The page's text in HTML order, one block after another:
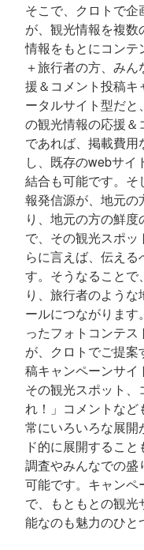
そこで、クロトで
が、観光情報を複
情報をもとにコンテ
＋旅行者の方、み
援＆コメント投稿キ
ータルサイト型だと
の観光情報の応援＆
であれば、掲載費
し、既存のwebサイ
結合も可能です。
報発信源が、地元の
り、地元の方の鮮
で、その観光スポッ
らに言えば、伝える
す。そうなること
り、旅行者のよう
ールにつながりま
ったフォトコンテ
が、クロトでご提
稿キャンペーンサイ
その観光スポット
れ！」コメントな
常にいろいろな展開
ド的に展開するこ
調査やみんなでの盛
可能です。キャンペ
で、もともとの観
能なのも魅力のひと